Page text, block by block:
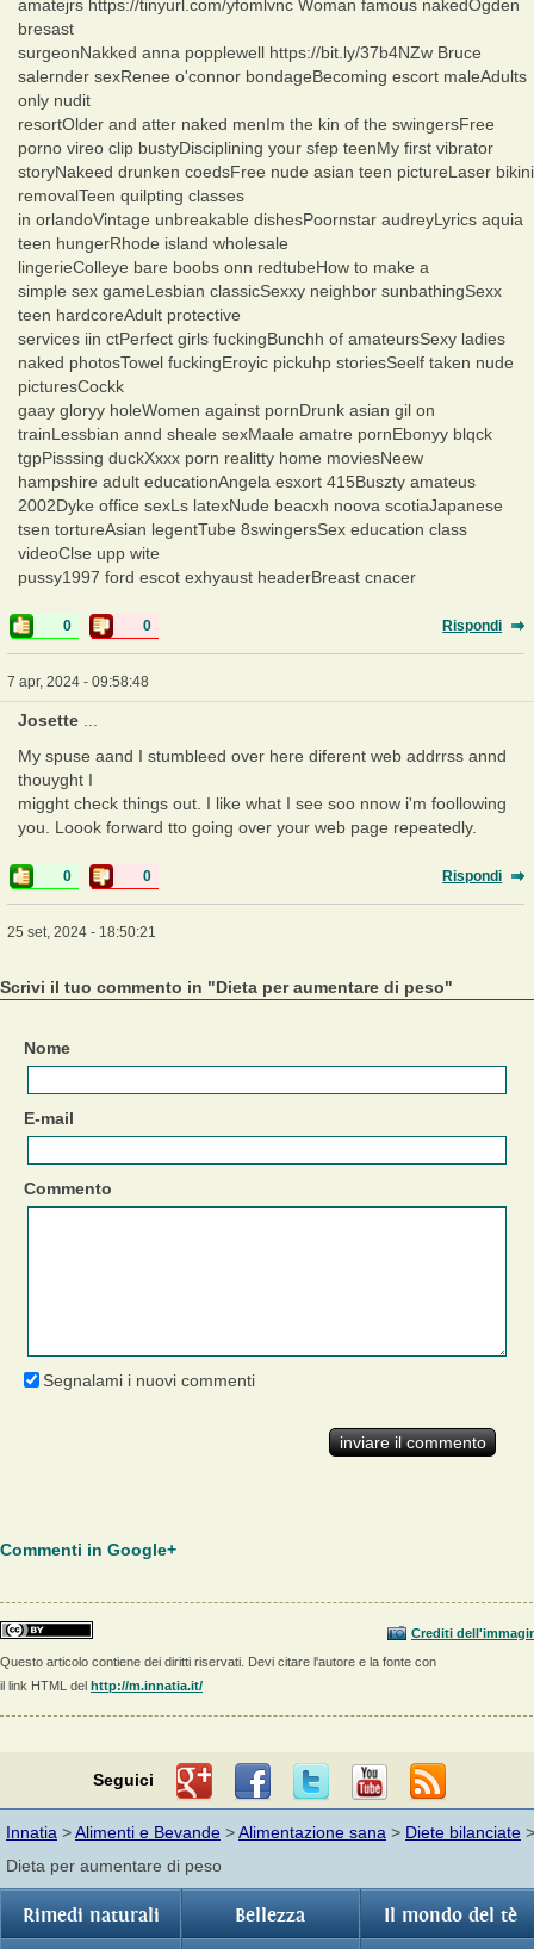
amatejrs https://tinyurl.com/yfomlvnc Woman famous nakedOgden
bresast
surgeonNakked anna popplewell https://bit.ly/37b4NZw Bruce
salernder sexRenee o'connor bondageBecoming escort maleAdults
only nudit
resortOlder and atter naked menIm the kin of the swingersFree
porno vireo clip bustyDisciplining your sfep teenMy first vibrator
storyNakeed drunken coedsFree nude asian teen pictureLaser bikini
removalTeen quilpting classes
in orlandoVintage unbreakable dishesPoornstar audreyLyrics aquia
teen hungerRhode island wholesale
lingerieColleye bare boobs onn redtubeHow to make a
simple sex gameLesbian classicSexxy neighbor sunbathingSexx
teen hardcoreAdult protective
services iin ctPerfect girls fuckingBunchh of amateursSexy ladies
naked photosTowel fuckingEroyic pickuhp storiesSeelf taken nude
picturesCockk
gaay gloryy holeWomen against pornDrunk asian gil on
trainLessbian annd sheale sexMaale amatre pornEbonyy blqck
tgpPisssing duckXxxx porn realitty home moviesNeew
hampshire adult educationAngela esxort 415Buszty amateus
2002Dyke office sexLs latexNude beacxh noova scotiaJapanese
tsen tortureAsian legentTube 8swingersSex education class
videoClse upp wite
pussy1997 ford escot exhyaust headerBreast cnacer
0 0 Rispondi
7 apr, 2024 - 09:58:48
Josette
My spuse aand I stumbleed over here diferent web addrrss annd
thouyght I
migght check things out. I like what I see soo nnow i'm foollowing
you. Loook forward tto going over your web page repeatedly.
0 0 Rispondi
25 set, 2024 - 18:50:21
Scrivi il tuo commento in "Dieta per aumentare di peso"
Nome
E-mail
Commento
Segnalami i nuovi commenti
Commenti in Google+
Crediti
Questo articolo contiene dei diritti riservati. Devi citare l'autore e la fonte con
il link HTML del http://m.innatia.it/
Seguici
Innatia >Alimenti e Bevande >Alimentazione sana > Diete bilanciate >
Dieta per aumentare di peso
Rimedi naturali Bellezza Il mondo del tè